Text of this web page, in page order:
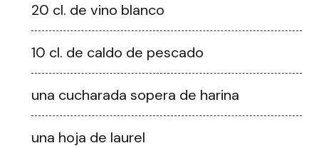
20 cl. de vino blanco
10 cl. de caldo de pescado
una cucharada sopera de harina
una hoja de laurel